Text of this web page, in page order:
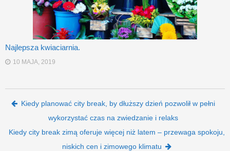
Najlepsza kwiaciarnia.
10 MAJA, 2019
Post navigation
Kiedy planować city break, by dłuższy dzień pozwolił w pełni
wykorzystać czas na zwiedzanie i relaks
Kiedy city break zimą oferuje więcej niż latem – przewaga spokoju,
niskich cen i zimowego klimatu